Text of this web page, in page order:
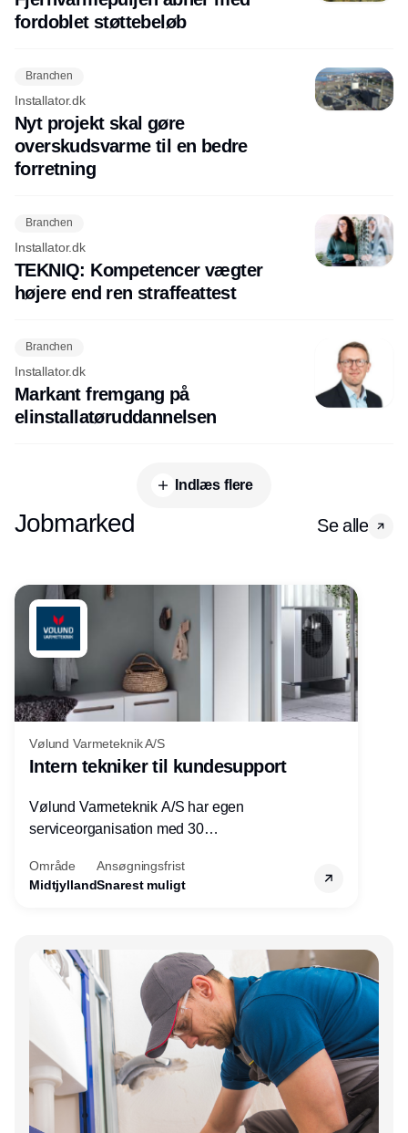
fordoblet støttebeløb
Branchen
Installator.dk
Nyt projekt skal gøre
overskudsvarme til en bedre
forretning
Branchen
Installator.dk
TEKNIQ: Kompetencer vægter
højere end ren straffeattest
Branchen
Installator.dk
Markant fremgang på
elinstallatøruddannelsen
Indlæs flere
Jobmarked Se alle
Vølund Varmeteknik A/S
Intern tekniker til kundesupport
Vølund Varmeteknik A/S har egen
serviceorganisation med 30
søger nu endnu en teknisk kollega - denne
gang til kundesupport på kontoret i Herning.
Område
Midtjylland
Ansøgningsfrist
Snarest muligt
Annonce